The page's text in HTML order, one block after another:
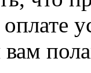
оплате